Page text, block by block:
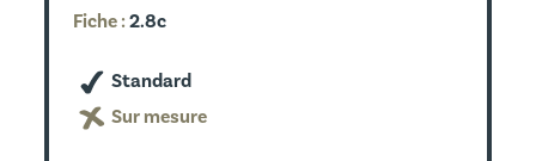
Fiche :2.8c
Standard
Sur mesure